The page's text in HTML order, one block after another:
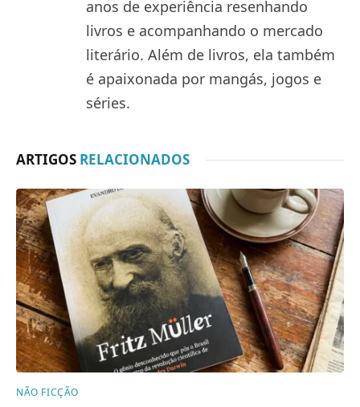
anos de experiência resenhando
livros e acompanhando o mercado
literário. Além de livros, ela também
é apaixonada por mangás, jogos e
séries.
ARTIGOS RELACIONADOS
NÃO FICÇÃO